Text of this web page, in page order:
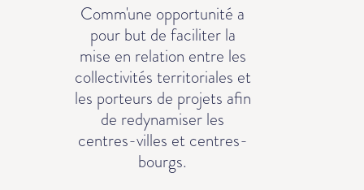
Comm'une opportunité a
pour but de faciliter la
mise en relation entre les
collectivités territoriales et
les porteurs de projets afin
de redynamiser les
centres-villes et centres-
bourgs.